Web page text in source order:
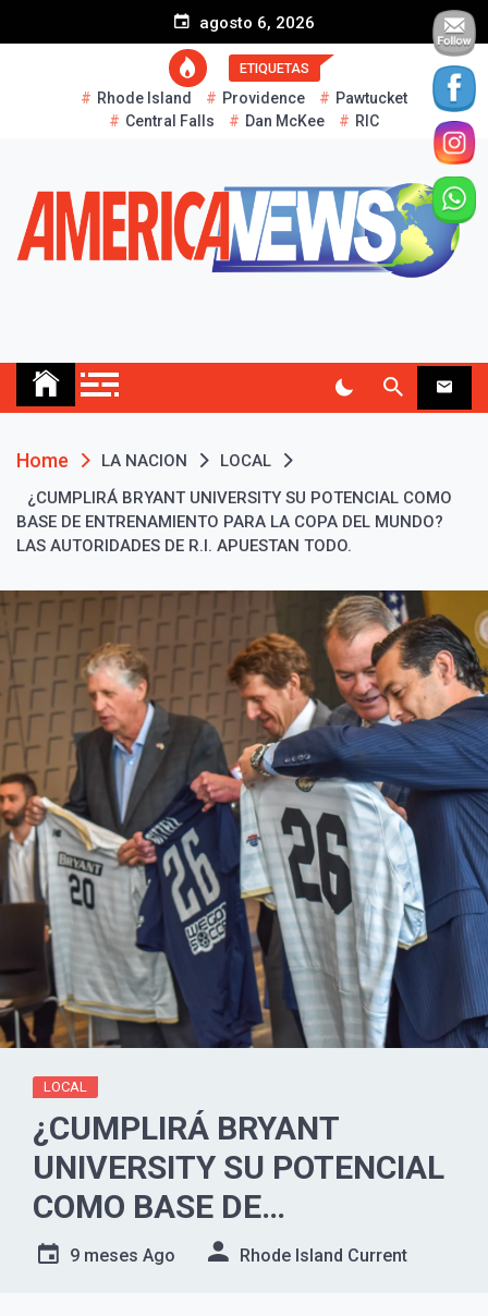
agosto 6, 2026
ETIQUETAS
Rhode Island Providence
Pawtucket
Central Falls
Dan McKee RIC
Home LA NACION
LOCAL
¿CUMPLIRÁ BRYANT UNIVERSITY SU POTENCIAL COMO
BASE DE ENTRENAMIENTO PARA LA COPA DEL MUNDO?
LAS AUTORIDADES DE R.I. APUESTAN TODO.
LOCAL
¿CUMPLIRÁ BRYANT
UNIVERSITY SU POTENCIAL
COMO BASE DE
ENTRENAMIENTO PARA LA
9 meses Ago Rhode Island Current